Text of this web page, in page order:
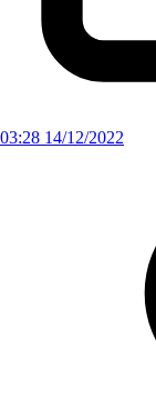
03:28 14/12/2022